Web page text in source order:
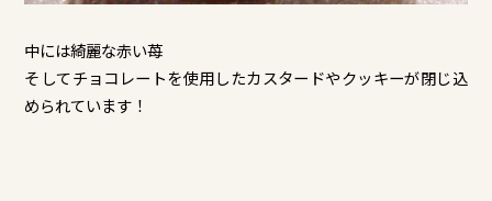
中には綺麗な赤い苺
そしてチョコレートを使用したカスタードやクッキーが閉じ込
められています！